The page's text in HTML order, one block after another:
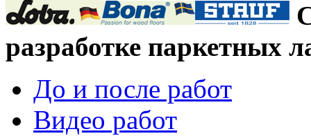
разработке паркетных
До и после работ
Видео работ